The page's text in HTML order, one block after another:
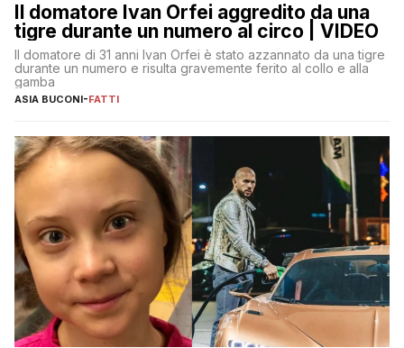
Il domatore Ivan Orfei aggredito da una
tigre durante un numero al circo | VIDEO
Il domatore di 31 anni Ivan Orfei è stato azzannato da una tigre
durante un numero e risulta gravemente ferito al collo e alla
gamba
ASIA BUCONI-FATTI